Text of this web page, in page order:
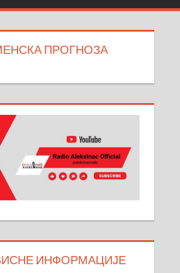
ПРОГНОЗА
ИНФОРМАЦИЈЕ
МАЛИ ОГЛАСИ
кућа у Алексинцу,